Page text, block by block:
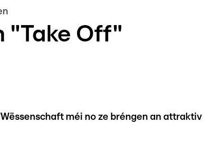
"Take Off"
méi no ze bréngen an attraktiv